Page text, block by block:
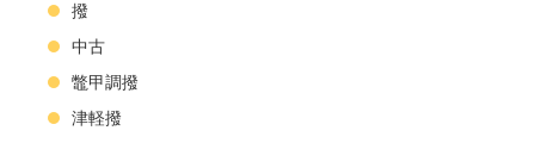
撥
中古
鼈甲調撥
津軽撥